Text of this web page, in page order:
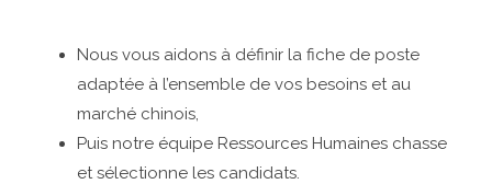
Nous vous aidons à définir la fiche de poste
adaptée à l’ensemble de vos besoins et au
marché chinois,
Puis notre équipe Ressources Humaines chasse
et sélectionne les candidats.